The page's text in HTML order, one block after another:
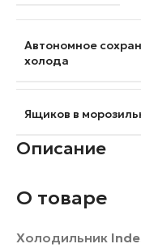
Автономное
холода
Ящиков в
Описание
О товаре
Холодильник